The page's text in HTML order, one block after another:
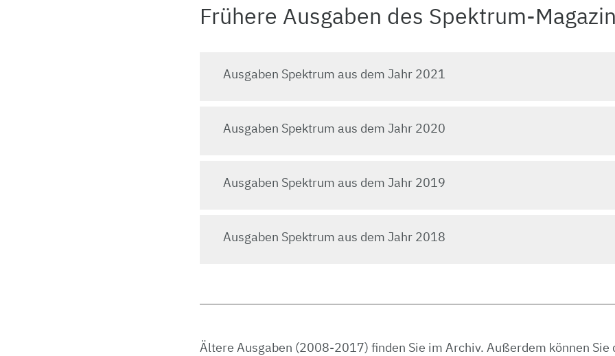
Frühere Ausgaben des Spektrum-
Ausgaben Spektrum aus dem Jahr 2021
Ausgaben Spektrum aus dem Jahr 2020
Ausgaben Spektrum aus dem Jahr 2019
Ausgaben Spektrum aus dem Jahr 2018
Ältere Ausgaben (2008-2017) finden Sie im Archiv. Außerdem können Sie